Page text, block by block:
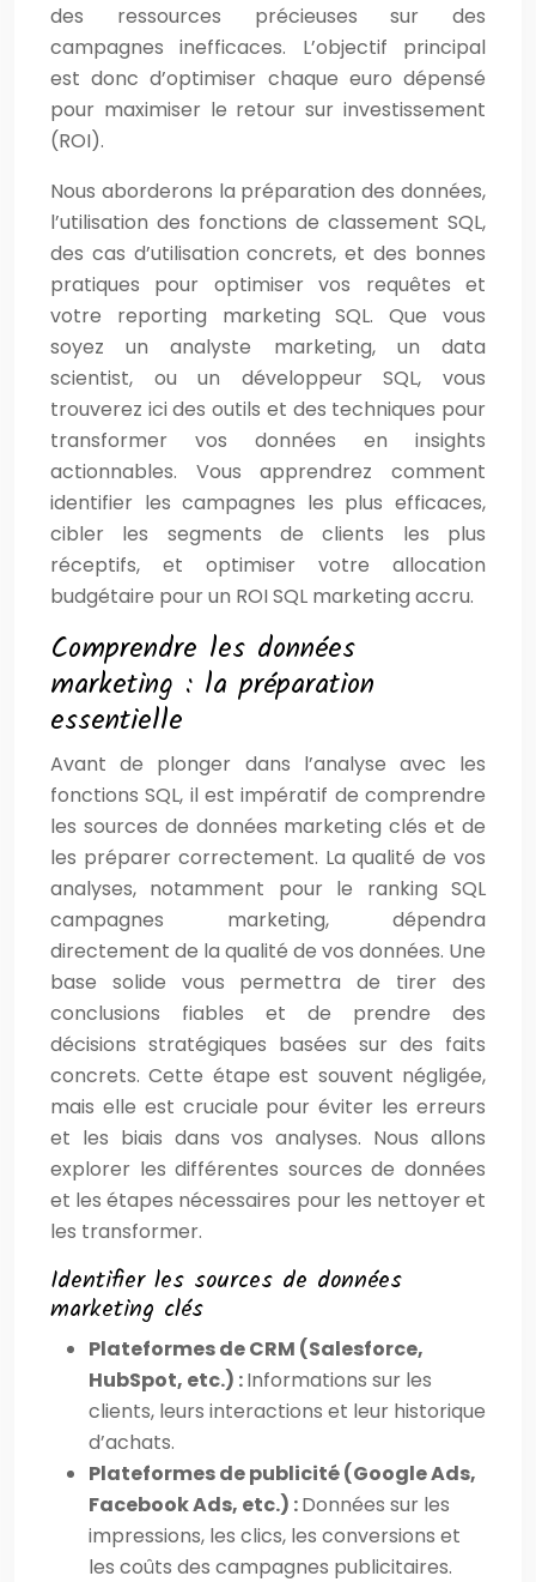
des ressources précieuses sur des
campagnes inefficaces. L’objectif principal
est donc d’optimiser chaque euro dépensé
pour maximiser le retour sur investissement
(ROI).
Nous aborderons la préparation des données,
l’utilisation des fonctions de classement SQL,
des cas d’utilisation concrets, et des bonnes
pratiques pour optimiser vos requêtes et
votre reporting marketing SQL. Que vous
soyez un analyste marketing, un data
scientist, ou un développeur SQL, vous
trouverez ici des outils et des techniques pour
transformer vos données en insights
actionnables. Vous apprendrez comment
identifier les campagnes les plus efficaces,
cibler les segments de clients les plus
réceptifs, et optimiser votre allocation
budgétaire pour un ROI SQL marketing accru.
Comprendre les données
marketing : la préparation
essentielle
Avant de plonger dans l’analyse avec les
fonctions SQL, il est impératif de comprendre
les sources de données marketing clés et de
les préparer correctement. La qualité de vos
analyses, notamment pour le ranking SQL
campagnes marketing, dépendra
directement de la qualité de vos données. Une
base solide vous permettra de tirer des
conclusions fiables et de prendre des
décisions stratégiques basées sur des faits
concrets. Cette étape est souvent négligée,
mais elle est cruciale pour éviter les erreurs
et les biais dans vos analyses. Nous allons
explorer les différentes sources de données
et les étapes nécessaires pour les nettoyer et
les transformer.
Identifier les sources de données
marketing clés
Plateformes de CRM (Salesforce,
HubSpot, etc.) :Informations sur les
clients, leurs interactions et leur historique
d’achats.
Plateformes de publicité (Google Ads,
Facebook Ads, etc.) :Données sur les
impressions, les clics, les conversions et
les coûts des campagnes publicitaires.